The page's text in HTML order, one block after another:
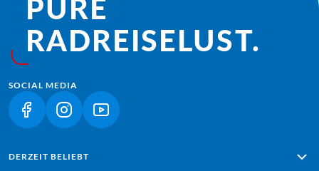
PURE
RADREISE­LUST.
SOCIAL MEDIA
(LINK ÖFFNET IN NEUEM TAB)
(LINK ÖFFNET IN NEUEM TAB)
(LINK ÖFFNET IN NEUEM TAB)
DERZEIT BELIEBT